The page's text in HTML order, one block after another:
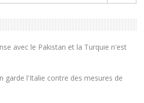
avec le Pakistan et la Turquie n'est
garde l'Italie contre des mesures de